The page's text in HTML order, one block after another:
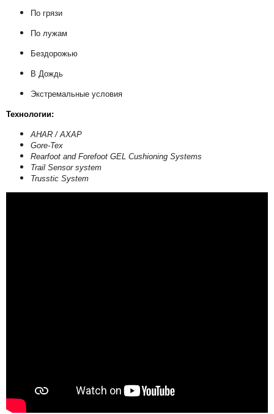
По грязи
По лужам
Бездорожью
В Дождь
Экстремальные условия
Технологии:
AHAR / АХАР
Gore-Tex
Rearfoot and Forefoot GEL Cushioning Systems
Trail Sensor system
Trusstic System